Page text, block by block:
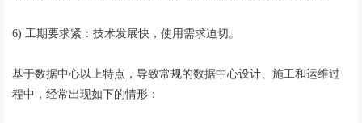
6) 工期要求紧：技术发展快，使用需求迫切。
基于数据中心以上特点，导致常规的数据中心设计、施工和运维过
程中，经常出现如下的情形：